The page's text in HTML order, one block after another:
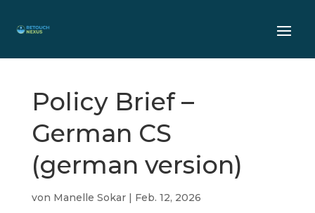
Policy Brief –
German CS
(german version)
von Manelle Sokar| Feb. 12, 2026